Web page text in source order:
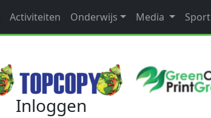
Activiteiten Onderwijs Media Sport
Inloggen